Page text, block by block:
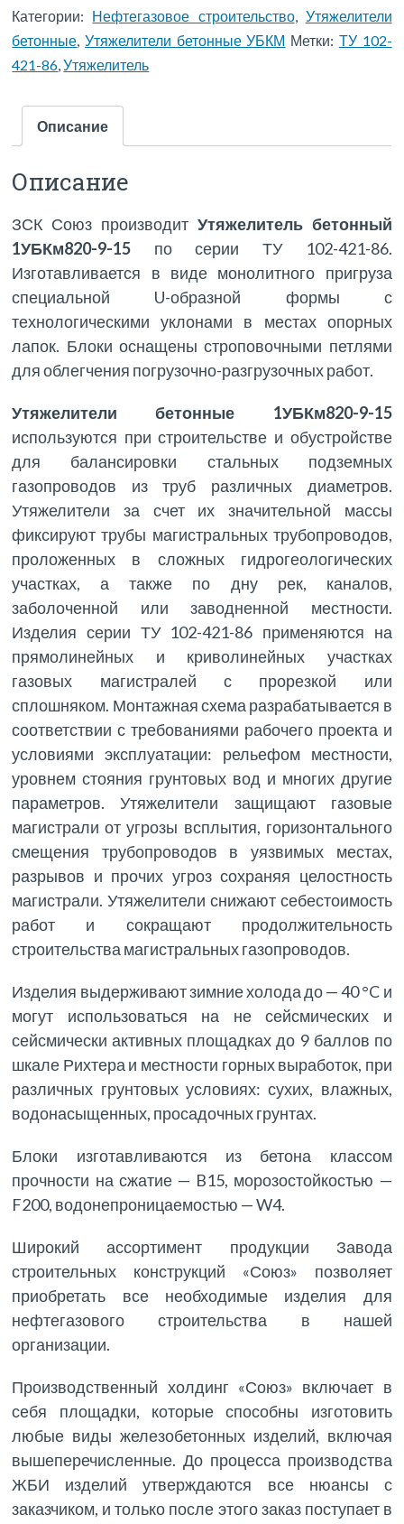
Категории: Нефтегазовое строительство, Утяжелители
бетонные,Утяжелители бетонные УБКМ Метки: ТУ 102-
421-86,Утяжелитель
Описание
Описание
ЗСК Союз производит Утяжелитель бетонный
1УБКм820-9-15 по серии ТУ 102-421-86.
Изготавливается в виде монолитного пригруза
специальной U-образной формы с
технологическими уклонами в местах опорных
лапок. Блоки оснащены строповочными петлями
для облегчения погрузочно-разгрузочных работ.
Утяжелители бетонные 1УБКм820-9-15
используются при строительстве и обустройстве
для балансировки стальных подземных
газопроводов из труб различных диаметров.
Утяжелители за счет их значительной массы
фиксируют трубы магистральных трубопроводов,
проложенных в сложных гидрогеологических
участках, а также по дну рек, каналов,
заболоченной или заводненной местности.
Изделия серии ТУ 102-421-86 применяются на
прямолинейных и криволинейных участках
газовых магистралей с прорезкой или
сплошняком. Монтажная схема разрабатывается в
соответствии с требованиями рабочего проекта и
условиями эксплуатации: рельефом местности,
уровнем стояния грунтовых вод и многих другие
параметров. Утяжелители защищают газовые
магистрали от угрозы всплытия, горизонтального
смещения трубопроводов в уязвимых местах,
разрывов и прочих угроз сохраняя целостность
магистрали. Утяжелители снижают себестоимость
работ и сокращают продолжительность
строительства магистральных газопроводов.
Изделия выдерживают зимние холода до — 40 °C и
могут использоваться на не сейсмических и
сейсмически активных площадках до 9 баллов по
шкале Рихтера и местности горных выработок, при
различных грунтовых условиях: сухих, влажных,
водонасыщенных, просадочных грунтах.
Блоки изготавливаются из бетона классом
прочности на сжатие — B15, морозостойкостью —
F200, водонепроницаемостью — W4.
Широкий ассортимент продукции Завода
строительных конструкций «Союз» позволяет
приобретать все необходимые изделия для
нефтегазового строительства в нашей
организации.
Производственный холдинг «Союз» включает в
себя площадки, которые способны изготовить
любые виды железобетонных изделий, включая
вышеперечисленные. До процесса производства
ЖБИ изделий утверждаются все нюансы с
заказчиком, и только после этого заказ поступает в